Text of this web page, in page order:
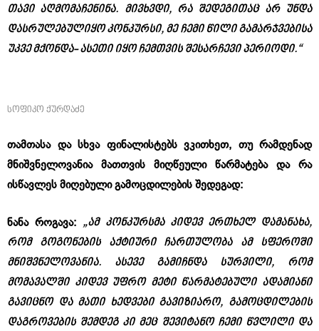
თავი აღმომაჩენინა. მივხვდი, რა შედეგითაც არ უნდა
დასრულებულიყო კონკურსი, მე ჩემი წილი გამარჯვებისა
უკვე მქონდა- ასეთი იყო ჩემთვის შესარჩევი პერიოდი.“
სოფიკო ქურდაძე
თამთასა და სხვა ფინალისტებს ვკითხეთ, თუ რამდენად
მნიშვნელოვანია მათთვის მიღწეული წარმატება და რა
ისწავლეს მიღებული გამოცდილების შედეგად:
ნანა როგავა:
„ამ კონკურსმა კიდევ ერთხელ დამანახა,
რომ გოგონების აქტიური ჩართულობა ამ სფეროში
მნიშვნელოვანია. ასევე გამიჩნდა სურვილი, რომ
მომავალში კიდევ უფრო მეტი წარმატებული ადამიანი
გავიცნო და მათი ხედვები გავიზიარო, გამოცდილების
დაგროვების შემდეგ კი მეც შევიტანო ჩემი წვლილი და